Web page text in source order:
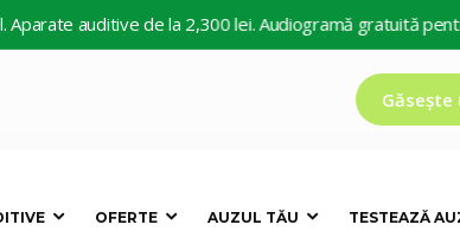
de la 2,300 lei. Audiogramă gratuită pentru persoane
Găsește
OFERTE AUZUL TĂU TESTEAZĂ